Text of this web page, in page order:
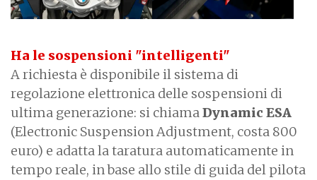
Ha le sospensioni "intelligenti"
A richiesta è disponibile il sistema di
regolazione elettronica delle sospensioni di
ultima generazione: si chiamaDynamic ESA
(Electronic Suspension Adjustment, costa 800
euro) e adatta la taratura automaticamente in
tempo reale, in base allo stile di guida del pilota